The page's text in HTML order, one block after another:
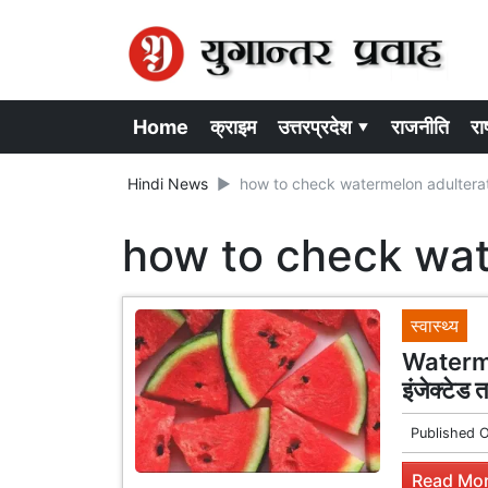
Home क्राइम उत्तरप्रदेश ▾ राजनीति
Hindi News how to check watermelon
how to check
स्वास्थ्य
इंजेक्टेड
Published
Read